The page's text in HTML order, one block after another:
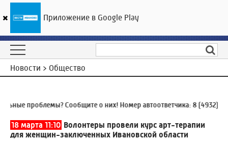
ГТРК «Ивтелерадио»
Новости > Общество
проблемы? Сообщите о них! Номер автоответчика:8 (4932)
18 марта 11:10 Волонтеры провели курс арт-терапии
для женщин-заключенных Ивановской области
Приложение в Google Play